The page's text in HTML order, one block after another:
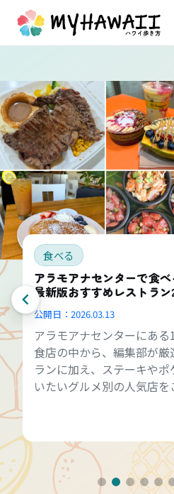
食べる
アラモアナセンターで食
最新版おすすめレストラ
公開日： 2026.03.13
アラモアナセンターにあ
食店の中から、編集部が
ランに加え、ステーキや
いたいグルメ別の人気店を